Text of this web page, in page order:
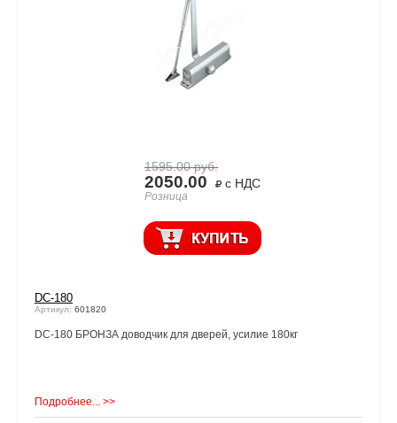
1595.00руб.
2050.00 с НДС
Розница
DC-180
Артикул: 601820
DC-180 БРОНЗА доводчик для дверей, усилие 180кг
Подробнее... >>